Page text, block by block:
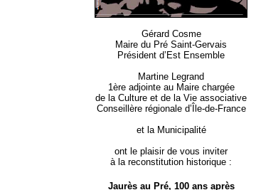
Gérard Cosme
Maire du Pré Saint-Gervais
Président d’Est Ensemble
Martine Legrand
1ère adjointe au Maire chargée
de la Culture et de la Vie associative
Conseillère régionale d’Île-de-France
et la Municipalité
ont le plaisir de vous inviter
à la reconstitution historique :
Jaurès au Pré, 100 ans après